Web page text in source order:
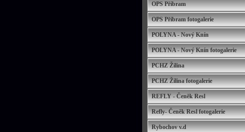
OPS Příbram
OPS Příbram fotogalerie
POLYNA - Nový Knín
POLYNA - Nový Knín fotogalerie
PCHZ Žilina
PCHZ Žilina fotogalerie
REFLY - Čeněk Resl
Refly- Čeněk Resl fotogalerie
Rybochov v.d